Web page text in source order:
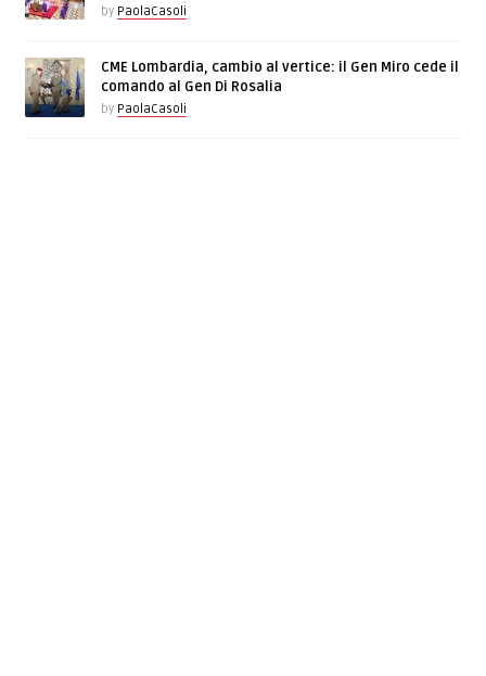
by PaolaCasoli
CME Lombardia, cambio al vertice: il Gen Miro cede il
comando al Gen Di Rosalia
by PaolaCasoli